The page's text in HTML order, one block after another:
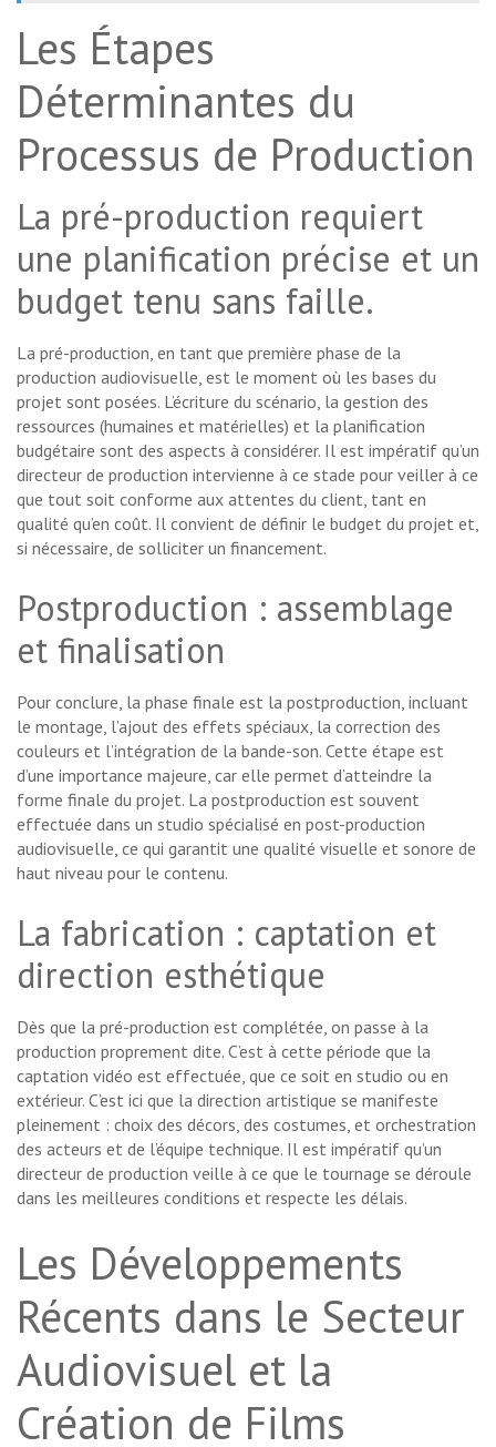
Les Étapes
Déterminantes du
Processus de Production
La pré-production requiert
une planification précise et un
budget tenu sans faille.
La pré-production, en tant que première phase de la
production audiovisuelle, est le moment où les bases du
projet sont posées. L’écriture du scénario, la gestion des
ressources (humaines et matérielles) et la planification
budgétaire sont des aspects à considérer. Il est impératif qu’un
directeur de production intervienne à ce stade pour veiller à ce
que tout soit conforme aux attentes du client, tant en
qualité qu’en coût. Il convient de définir le budget du projet et,
si nécessaire, de solliciter un financement.
Postproduction : assemblage
et finalisation
Pour conclure, la phase finale est la postproduction, incluant
le montage, l’ajout des effets spéciaux, la correction des
couleurs et l’intégration de la bande-son. Cette étape est
d’une importance majeure, car elle permet d’atteindre la
forme finale du projet. La postproduction est souvent
effectuée dans un studio spécialisé en post-production
audiovisuelle, ce qui garantit une qualité visuelle et sonore de
haut niveau pour le contenu.
La fabrication : captation et
direction esthétique
Dès que la pré-production est complétée, on passe à la
production proprement dite. C’est à cette période que la
captation vidéo est effectuée, que ce soit en studio ou en
extérieur. C’est ici que la direction artistique se manifeste
pleinement : choix des décors, des costumes, et orchestration
des acteurs et de l’équipe technique. Il est impératif qu’un
directeur de production veille à ce que le tournage se déroule
dans les meilleures conditions et respecte les délais.
Les Développements
Récents dans le Secteur
Audiovisuel et la
Création de Films